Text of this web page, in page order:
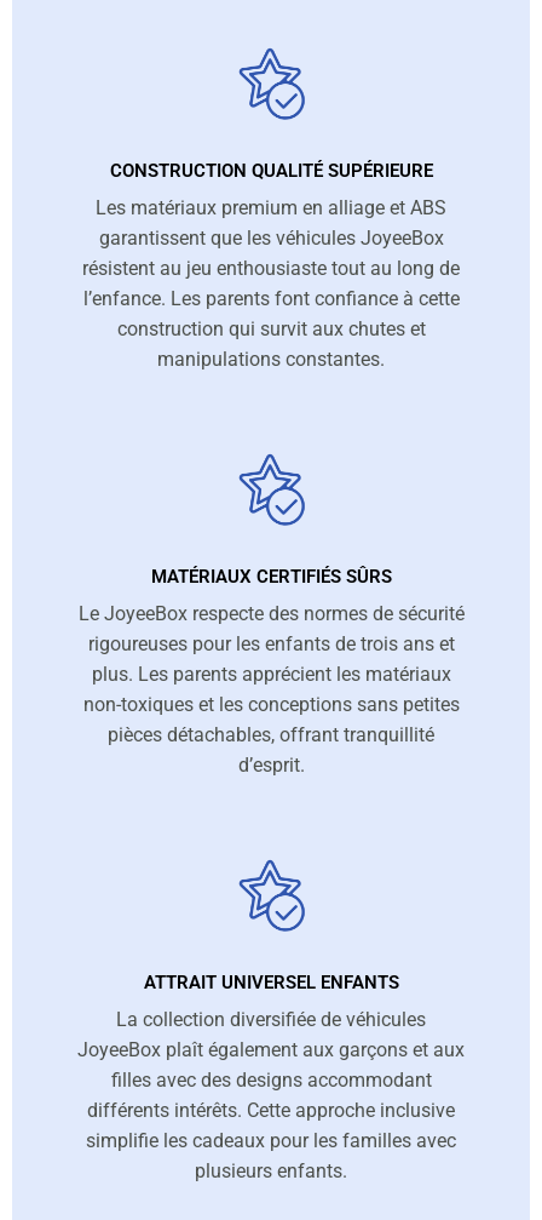
CONSTRUCTION QUALITÉ SUPÉRIEURE
Les matériaux premium en alliage et ABS
garantissent que les véhicules JoyeeBox
résistent au jeu enthousiaste tout au long de
l’enfance. Les parents font confiance à cette
construction qui survit aux chutes et
manipulations constantes.
MATÉRIAUX CERTIFIÉS SÛRS
Le JoyeeBox respecte des normes de sécurité
rigoureuses pour les enfants de trois ans et
plus. Les parents apprécient les matériaux
non-toxiques et les conceptions sans petites
pièces détachables, offrant tranquillité
d’esprit.
ATTRAIT UNIVERSEL ENFANTS
La collection diversifiée de véhicules
JoyeeBox plaît également aux garçons et aux
filles avec des designs accommodant
différents intérêts. Cette approche inclusive
simplifie les cadeaux pour les familles avec
plusieurs enfants.